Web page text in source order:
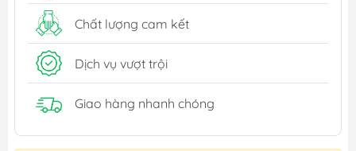
Chất lượng cam kết
Dịch vụ vượt trội
Giao hàng nhanh chóng